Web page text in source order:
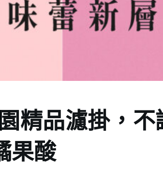
精品濾掛，不
果酸